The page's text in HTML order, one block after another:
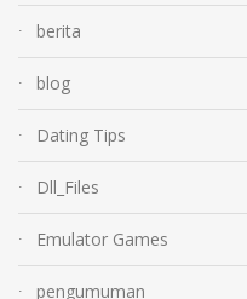
berita
blog
Dating Tips
Dll_Files
Emulator Games
pengumuman